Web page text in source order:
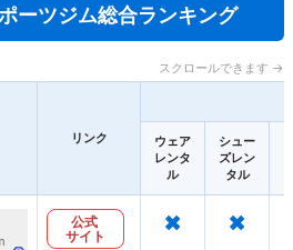
ーツジム総合ランキング
スクロールできます →
リンク
ウェア
レンタ
ル
シュー
ズレン
タル
公式
サイト
× ×